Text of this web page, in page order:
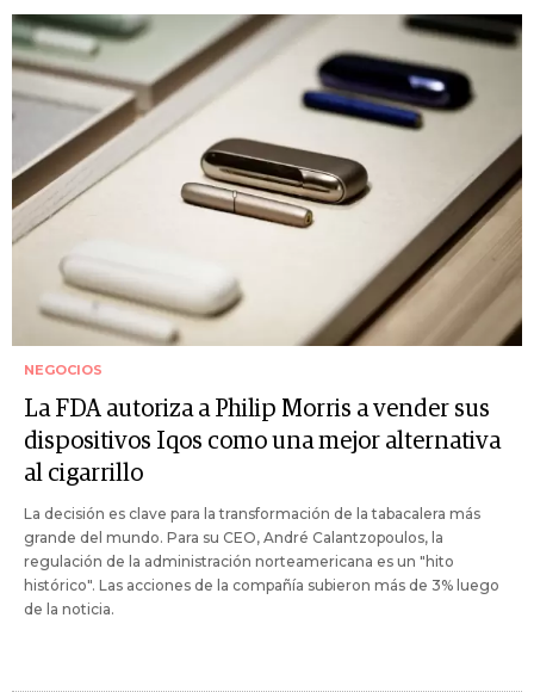
NEGOCIOS
La FDA autoriza a Philip Morris a vender sus
dispositivos Iqos como una mejor alternativa
al cigarrillo
La decisión es clave para la transformación de la tabacalera más
grande del mundo. Para su CEO, André Calantzopoulos, la
regulación de la administración norteamericana es un "hito
histórico". Las acciones de la compañía subieron más de 3% luego
de la noticia.